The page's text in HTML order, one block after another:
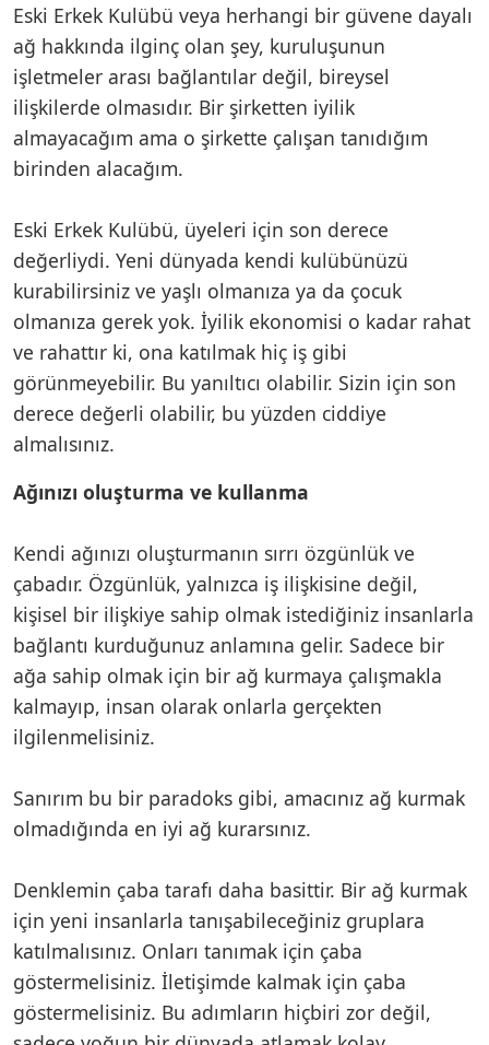
Eski Erkek Kulübü veya herhangi bir güvene dayalı
ağ hakkında ilginç olan şey, kuruluşunun
işletmeler arası bağlantılar değil, bireysel
ilişkilerde olmasıdır. Bir şirketten iyilik
almayacağım ama o şirkette çalışan tanıdığım
birinden alacağım.
Eski Erkek Kulübü, üyeleri için son derece
değerliydi. Yeni dünyada kendi kulübünüzü
kurabilirsiniz ve yaşlı olmanıza ya da çocuk
olmanıza gerek yok. İyilik ekonomisi o kadar rahat
ve rahattır ki, ona katılmak hiç iş gibi
görünmeyebilir. Bu yanıltıcı olabilir. Sizin için son
derece değerli olabilir, bu yüzden ciddiye
almalısınız.
Ağınızı oluşturma ve kullanma
Kendi ağınızı oluşturmanın sırrı özgünlük ve
çabadır. Özgünlük, yalnızca iş ilişkisine değil,
kişisel bir ilişkiye sahip olmak istediğiniz insanlarla
bağlantı kurduğunuz anlamına gelir. Sadece bir
ağa sahip olmak için bir ağ kurmaya çalışmakla
kalmayıp, insan olarak onlarla gerçekten
ilgilenmelisiniz.
Sanırım bu bir paradoks gibi, amacınız ağ kurmak
olmadığında en iyi ağ kurarsınız.
Denklemin çaba tarafı daha basittir. Bir ağ kurmak
için yeni insanlarla tanışabileceğiniz gruplara
katılmalısınız. Onları tanımak için çaba
göstermelisiniz. İletişimde kalmak için çaba
göstermelisiniz. Bu adımların hiçbiri zor değil,